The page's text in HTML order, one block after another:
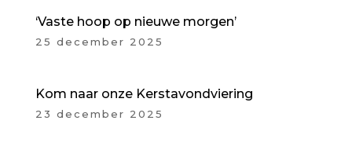
‘Vaste hoop op nieuwe morgen’
25 december 2025
Kom naar onze Kerstavondviering
23 december 2025